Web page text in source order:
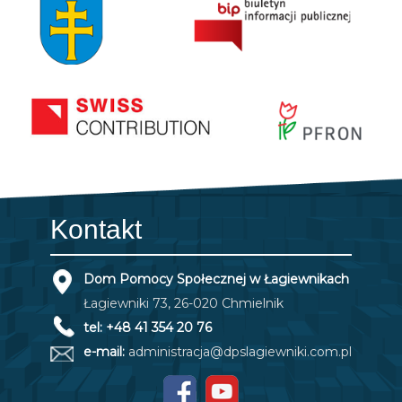
Kontakt
Dom Pomocy Społecznej w Łagiewnikach
Łagiewniki 73, 26-020 Chmielnik
tel: +48 41 354 20 76
e-mail: administracja@dpslagiewniki.com.pl